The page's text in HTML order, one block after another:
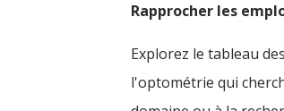
Rapprocher les
Explorez le tableau
l'optométrie qui